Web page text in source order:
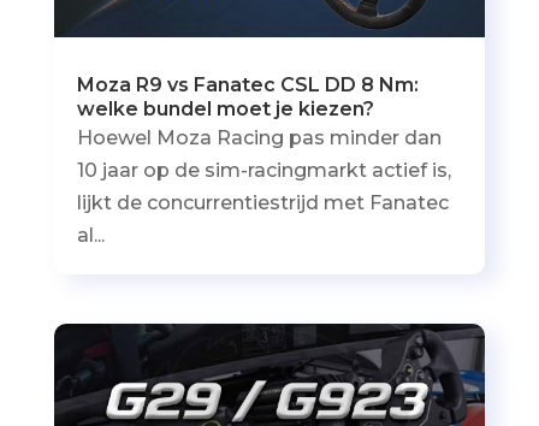
Moza R9 vs Fanatec CSL DD 8 Nm:
welke bundel moet je kiezen?
Hoewel Moza Racing pas minder dan
10 jaar op de sim-racingmarkt actief is,
lijkt de concurrentiestrijd met Fanatec
al...